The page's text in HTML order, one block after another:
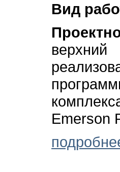
Вид
Emerson